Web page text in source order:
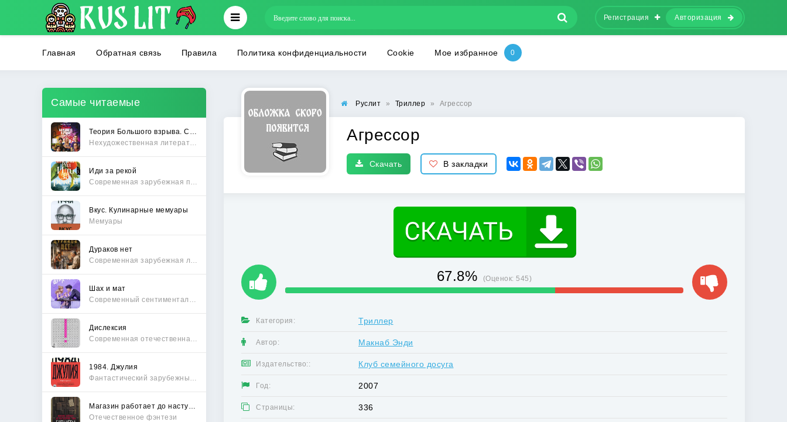
Регистрация Авторизация
Главная Обратная связь Правила Политика конфиденциальности Cookie Мое избранное
Самые читаемые
Иди за рекой
Вкус. Кулинарные мемуары
Мемуары
Дураков нет
Шах и мат
Дислексия
1984. Джулия
Отечественное фэнтези
Руслит » Триллер » Агрессор
Агрессор
Скачать В закладки
67.8% (Оценок:545)
Категория: Триллер
Автор: Макнаб Энди
Издательство:: Клуб семейного досуга
Год: 2007
Страницы: 336